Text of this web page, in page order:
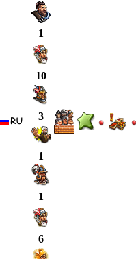
1
10
3
1
1
6